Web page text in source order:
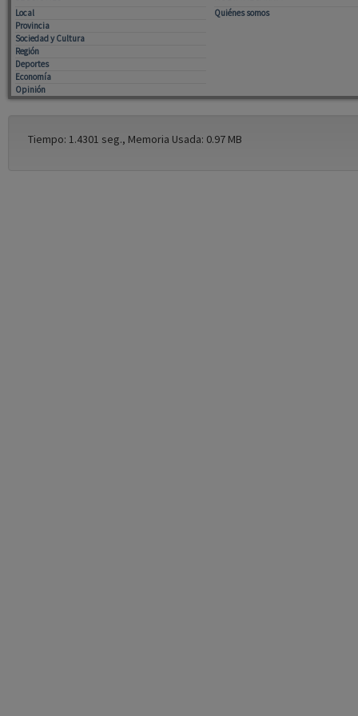
Local
Provincia
Sociedad y Cultura
Región
Deportes
Economía
Opinión
Quiénes somos
Tiempo: 1.4301 seg., Memoria Usada: 0.97 MB